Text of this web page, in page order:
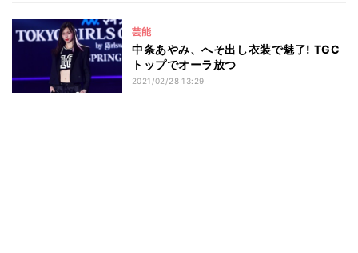
芸能
中条あやみ、へそ出し衣装で魅了! TGC
トップでオーラ放つ
2021/02/28 13:29